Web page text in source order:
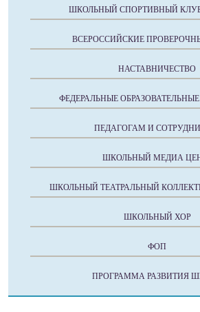
ШКОЛЬНЫЙ СПОРТИВНЫЙ
ВСЕРОССИЙСКИЕ
НАСТАВНИЧЕСТВО
ФЕДЕРАЛЬНЫЕ
ПЕДАГОГАМ И
ШКОЛЬНЫЙ МЕДИА
ШКОЛЬНЫЙ ТЕАТРАЛЬНЫЙ
ШКОЛЬНЫЙ ХОР
ФОП
ПРОГРАММА РАЗВИТИЯ